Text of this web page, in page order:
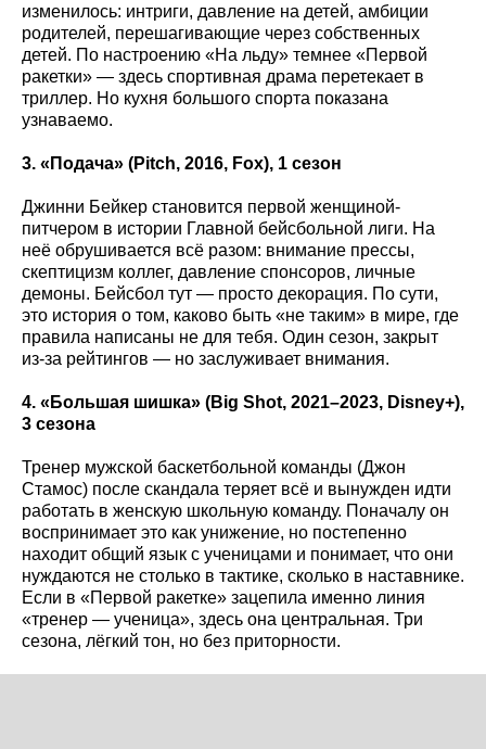
изменилось: интриги, давление на детей, амбиции
родителей, перешагивающие через собственных
детей. По настроению «На льду» темнее «Первой
ракетки» — здесь спортивная драма перетекает в
триллер. Но кухня большого спорта показана
узнаваемо.
3. «Подача» (Pitch, 2016, Fox), 1 сезон
Джинни Бейкер становится первой женщиной-
питчером в истории Главной бейсбольной лиги. На
неё обрушивается всё разом: внимание прессы,
скептицизм коллег, давление спонсоров, личные
демоны. Бейсбол тут — просто декорация. По сути,
это история о том, каково быть «не таким» в мире, где
правила написаны не для тебя. Один сезон, закрыт
из-за рейтингов — но заслуживает внимания.
4. «Большая шишка» (Big Shot, 2021–2023, Disney+),
3 сезона
Тренер мужской баскетбольной команды (Джон
Стамос) после скандала теряет всё и вынужден идти
работать в женскую школьную команду. Поначалу он
воспринимает это как унижение, но постепенно
находит общий язык с ученицами и понимает, что они
нуждаются не столько в тактике, сколько в наставнике.
Если в «Первой ракетке» зацепила именно линия
«тренер — ученица», здесь она центральная. Три
сезона, лёгкий тон, но без приторности.